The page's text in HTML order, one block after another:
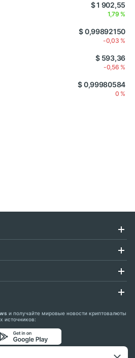
$ 1 902,55
1,79 %
$ 0,99892150
-0,03 %
$ 593,36
-0,56 %
$ 0,99980584
0 %
и получайте мировые новости криптовалюты
источников: